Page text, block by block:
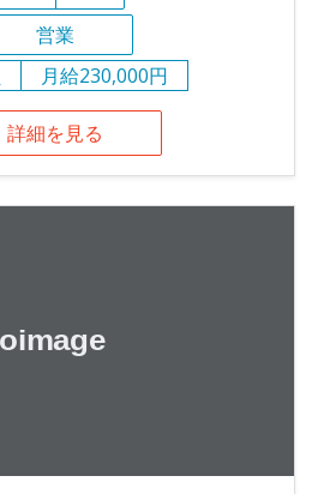
営業
月給230,000円
詳細を見る